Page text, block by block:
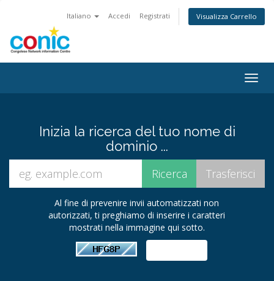
Italiano Accedi Registrati Visualizza Carrello
Inizia la ricerca del tuo nome di
dominio ...
Al fine di prevenire invii automatizzati non
autorizzati, ti preghiamo di inserire i caratteri
mostrati nella immagine qui sotto.